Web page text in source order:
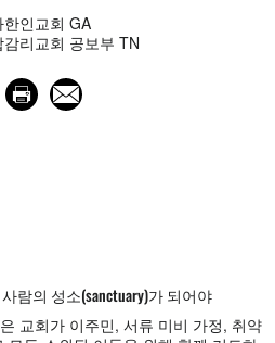
인교회 GA
리교회 공보부 TN
람의 성소(sanctuary)가 되어야
교회가 이주민, 서류 미비 가정, 취약